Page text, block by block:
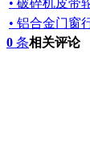
• 破碎机皮带
• 铝合金门窗
0 条相关评论